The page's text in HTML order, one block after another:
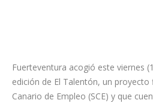
Fuerteventura acogió este viernes